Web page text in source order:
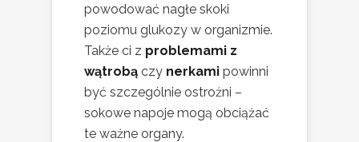
powodować nagłe skoki
poziomu glukozy w organizmie.
Także ci z problemami z
wątrobą czy nerkami powinni
być szczególnie ostrożni –
sokowe napoje mogą obciążać
te ważne organy.